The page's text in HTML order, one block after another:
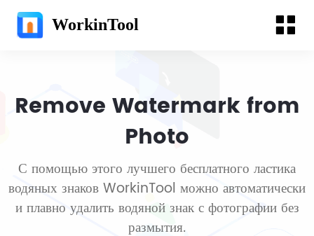
WorkinTool
Remove Watermark from
Photo
С помощью этого лучшего бесплатного ластика
водяных знаков WorkinTool можно автоматически
и плавно удалить водяной знак с фотографии без
размытия.